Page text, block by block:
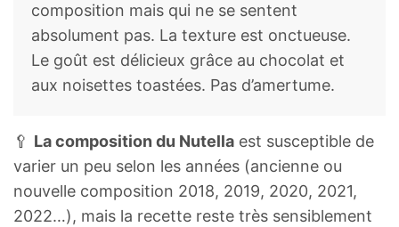
composition mais qui ne se sentent
absolument pas. La texture est onctueuse.
Le goût est délicieux grâce au chocolat et
aux noisettes toastées. Pas d’amertume.
🥄 La composition du Nutella est susceptible de
varier un peu selon les années (ancienne ou
nouvelle composition 2018, 2019, 2020, 2021,
2022…), mais la recette reste très sensiblement